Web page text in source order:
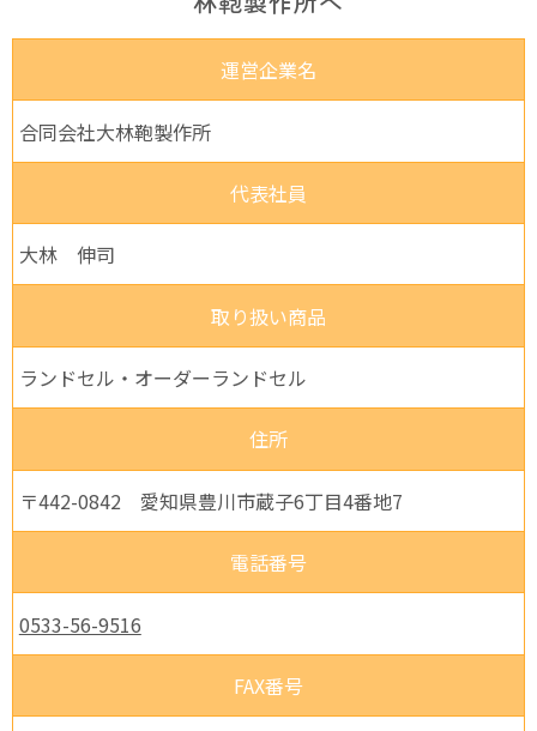
運営企業名
合同会社大林鞄製作所
代表社員
大林 伸司
取り扱い商品
ランドセル・オーダーランドセル
住所
〒442-0842 愛知県豊川市蔵子6丁目4番地7
電話番号
0533-56-9516
FAX番号